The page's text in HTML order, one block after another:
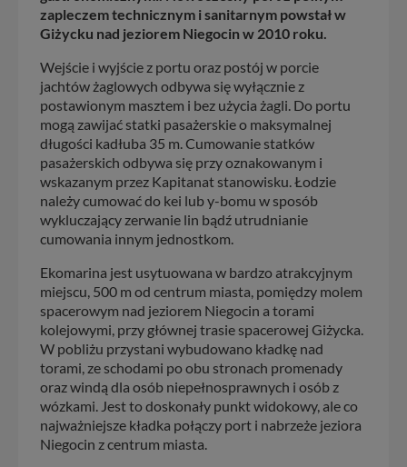
zapleczem technicznym i sanitarnym powstał w
Giżycku nad jeziorem Niegocin w 2010 roku.
Wejście i wyjście z portu oraz postój w porcie
jachtów żaglowych odbywa się wyłącznie z
postawionym masztem i bez użycia żagli. Do portu
mogą zawijać statki pasażerskie o maksymalnej
długości kadłuba 35 m. Cumowanie statków
pasażerskich odbywa się przy oznakowanym i
wskazanym przez Kapitanat stanowisku. Łodzie
należy cumować do kei lub y-bomu w sposób
wykluczający zerwanie lin bądź utrudnianie
cumowania innym jednostkom.
Ekomarina jest usytuowana w bardzo atrakcyjnym
miejscu, 500 m od centrum miasta, pomiędzy molem
spacerowym nad jeziorem Niegocin a torami
kolejowymi, przy głównej trasie spacerowej Giżycka.
W pobliżu przystani wybudowano kładkę nad
torami, ze schodami po obu stronach promenady
oraz windą dla osób niepełnosprawnych i osób z
wózkami. Jest to doskonały punkt widokowy, ale co
najważniejsze kładka połączy port i nabrzeże jeziora
Niegocin z centrum miasta.